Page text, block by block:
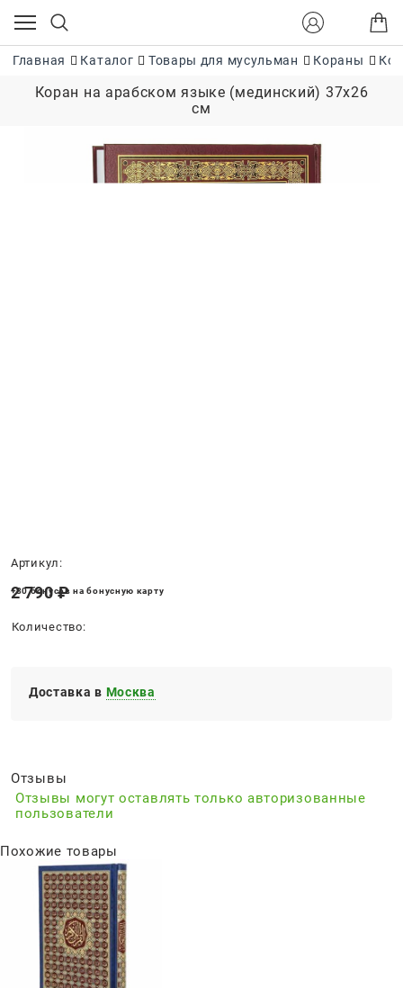
Главная Каталог Товары для мусульман Кораны
Коран на арабском языке (мединский) 37х26
см
Артикул:
2 790 ₽
+80 бонусов на бонусную карту
Количество:
Доставка в Москва
Отзывы
Отзывы могут оставлять только авторизованные
пользователи
Похожие товары